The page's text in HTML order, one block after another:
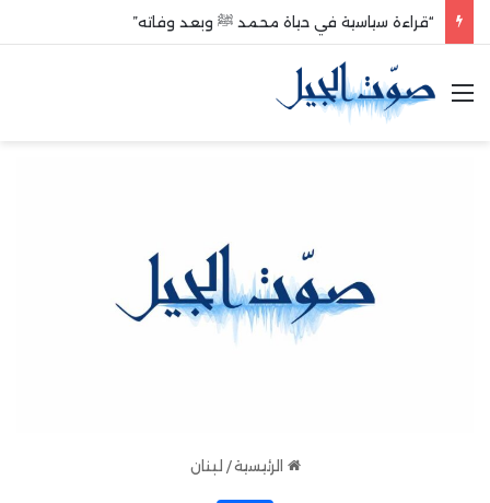
“قراءة سياسية في حياة محمد ﷺ وبعد وفاته”
القائمة
الرئيسية / لبنان